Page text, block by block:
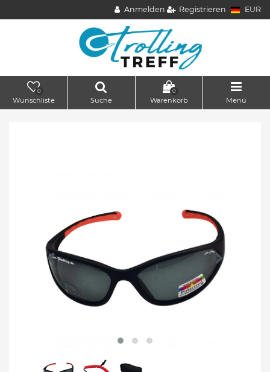
Anmelden Registrieren EUR
0
Wunschliste Suche
0
Warenkorb Menü